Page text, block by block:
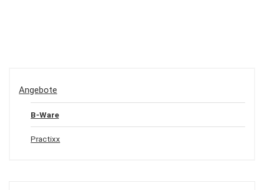
Angebote
B-Ware
Practixx